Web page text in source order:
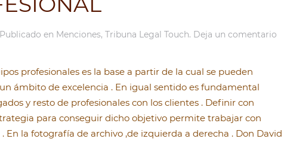
en Menciones, Tribuna Legal Touch. Deja un comentario
profesionales es la base a partir de la cual se pueden
ámbito de excelencia . En igual sentido es fundamental
y resto de profesionales con los clientes . Definir con
para conseguir dicho objetivo permite trabajar con
En la fotografía de archivo ,de izquierda a derecha . Don David